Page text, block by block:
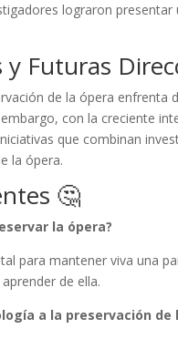
lograron
y Futuras
de la ópera
con la creciente
que combinan
la ópera.
🤔
la ópera?
para mantener viva una
de ella.
a la preservación de